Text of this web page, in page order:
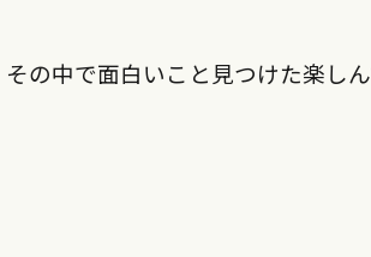
の中で面白いこと見つけた楽し